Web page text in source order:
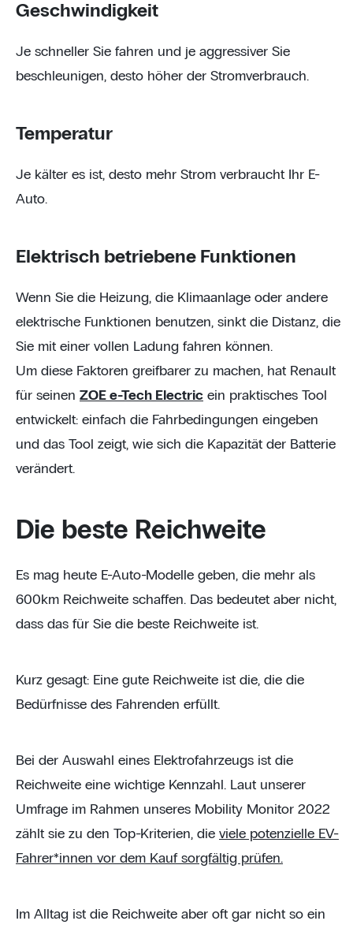
Geschwindigkeit
Je schneller Sie fahren und je aggressiver Sie
beschleunigen, desto höher der Stromverbrauch.
Temperatur
Je kälter es ist, desto mehr Strom verbraucht Ihr E-
Auto.
Elektrisch betriebene Funktionen
Wenn Sie die Heizung, die Klimaanlage oder andere
elektrische Funktionen benutzen, sinkt die Distanz, die
Sie mit einer vollen Ladung fahren können.
Um diese Faktoren greifbarer zu machen, hat Renault
für seinen ZOE e-Tech Electric ein praktisches Tool
entwickelt: einfach die Fahrbedingungen eingeben
und das Tool zeigt, wie sich die Kapazität der Batterie
verändert.
Die beste Reichweite
Es mag heute E-Auto-Modelle geben, die mehr als
600km Reichweite schaffen. Das bedeutet aber nicht,
dass das für Sie die beste Reichweite ist.
Kurz gesagt: Eine gute Reichweite ist die, die die
Bedürfnisse des Fahrenden erfüllt.
Bei der Auswahl eines Elektrofahrzeugs ist die
Reichweite eine wichtige Kennzahl. Laut unserer
Umfrage im Rahmen unseres Mobility Monitor 2022
zählt sie zu den Top-Kriterien, die viele potenzielle EV-
Fahrer*innen vor dem Kauf sorgfältig prüfen.
Im Alltag ist die Reichweite aber oft gar nicht so ein